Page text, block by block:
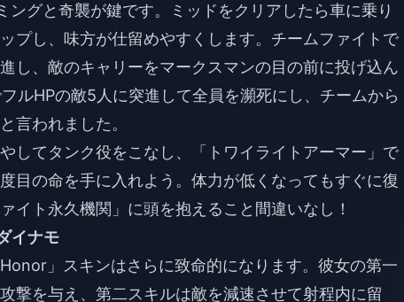
グと奇襲が鍵です。ミッドをクリアしたら車に乗り
プし、味方が仕留めやすくします。チームファイトで
し、敵のキャリーをマークスマンの目の前に投げ込ん
ルHPの敵5人に突進して全員を瀕死にし、チームから
言われました。
してタンク役をこなし、「トワイライトアーマー」で
目の命を手に入れよう。体力が低くなってもすぐに復
イト永久機関」に頭を抱えること間違いなし！
イナモ
」スキンはさらに致命的になります。彼女の第一
撃を与え、第二スキルは敵を減速させて射程内に留